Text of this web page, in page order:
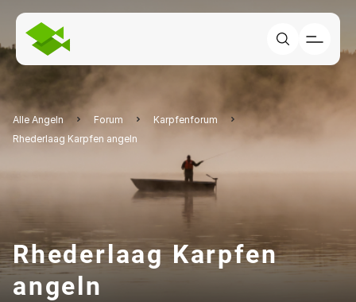
Alle Angeln Forum
Karpfenforum
Rhederlaag Karpfen angeln
Rhederlaag Karpfen
angeln